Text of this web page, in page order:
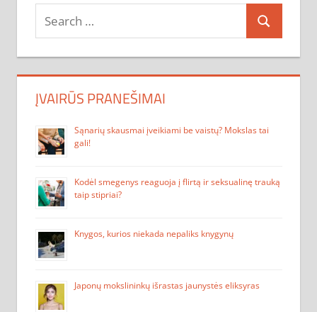
Search
for:
Search
ĮVAIRŪS PRANEŠIMAI
Sąnarių skausmai įveikiami be vaistų? Mokslas tai
gali!
Kodėl smegenys reaguoja į flirtą ir seksualinę trauką
taip stipriai?
Knygos, kurios niekada nepaliks knygynų
Japonų mokslininkų išrastas jaunystės eliksyras